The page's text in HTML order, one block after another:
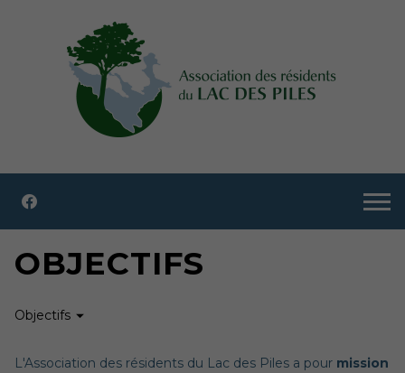
OBJECTIFS
Objectifs
L'Association des résidents du Lac des Piles a pour mission